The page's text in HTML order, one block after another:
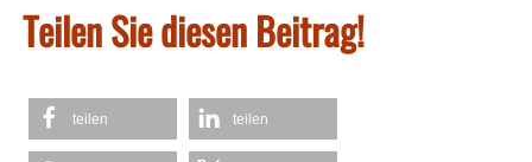
Teilen Sie diesen Beitrag!
teilen teilen